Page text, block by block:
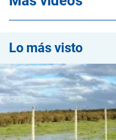
Lo más visto